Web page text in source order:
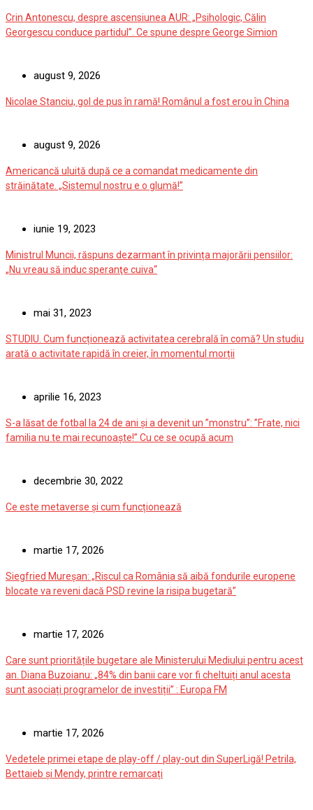
Crin Antonescu, despre ascensiunea AUR: „Psihologic, Călin
Georgescu conduce partidul”. Ce spune despre George Simion
august 9, 2026
Nicolae Stanciu, gol de pus în ramă! Românul a fost erou în China
august 9, 2026
Americancă uluită după ce a comandat medicamente din
străinătate. „Sistemul nostru e o glumă!”
iunie 19, 2023
Ministrul Muncii, răspuns dezarmant în privința majorării pensiilor:
„Nu vreau să induc speranţe cuiva“
mai 31, 2023
STUDIU. Cum funcționează activitatea cerebrală în comă? Un studiu
arată o activitate rapidă în creier, în momentul morții
aprilie 16, 2023
S-a lăsat de fotbal la 24 de ani și a devenit un ”monstru”: ”Frate, nici
familia nu te mai recunoaște!” Cu ce se ocupă acum
decembrie 30, 2022
Ce este metaverse și cum funcționează
martie 17, 2026
Siegfried Mureșan: „Riscul ca România să aibă fondurile europene
blocate va reveni dacă PSD revine la risipa bugetară”
martie 17, 2026
Care sunt prioritățile bugetare ale Ministerului Mediului pentru acest
an. Diana Buzoianu: „84% din banii care vor fi cheltuiți anul acesta
sunt asociați programelor de investiții” : Europa FM
martie 17, 2026
Vedetele primei etape de play-off / play-out din SuperLigă! Petrila,
Bettaieb și Mendy, printre remarcați